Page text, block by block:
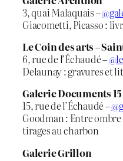
3, quai Malaquais –
Giacometti, Picasso :
Le Coin des arts –
6, rue de l’Échaudé –
Delaunay : gravures et
Galerie Documents 15
15, rue de l’Échaudé –
Goodman : Entre
tirages au charbon
Galerie Grillon